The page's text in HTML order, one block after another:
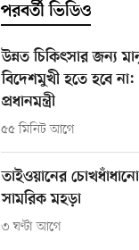
পরবর্তী ভিডিও
উন্নত চিকিৎসার জন্য
বিদেশমুখী হতে হবে না:
প্রধানমন্ত্রী
৫৫ মিনিট আগে
তাইওয়ানের চোখধাঁধানো
সামরিক মহড়া
৩ ঘণ্টা আগে